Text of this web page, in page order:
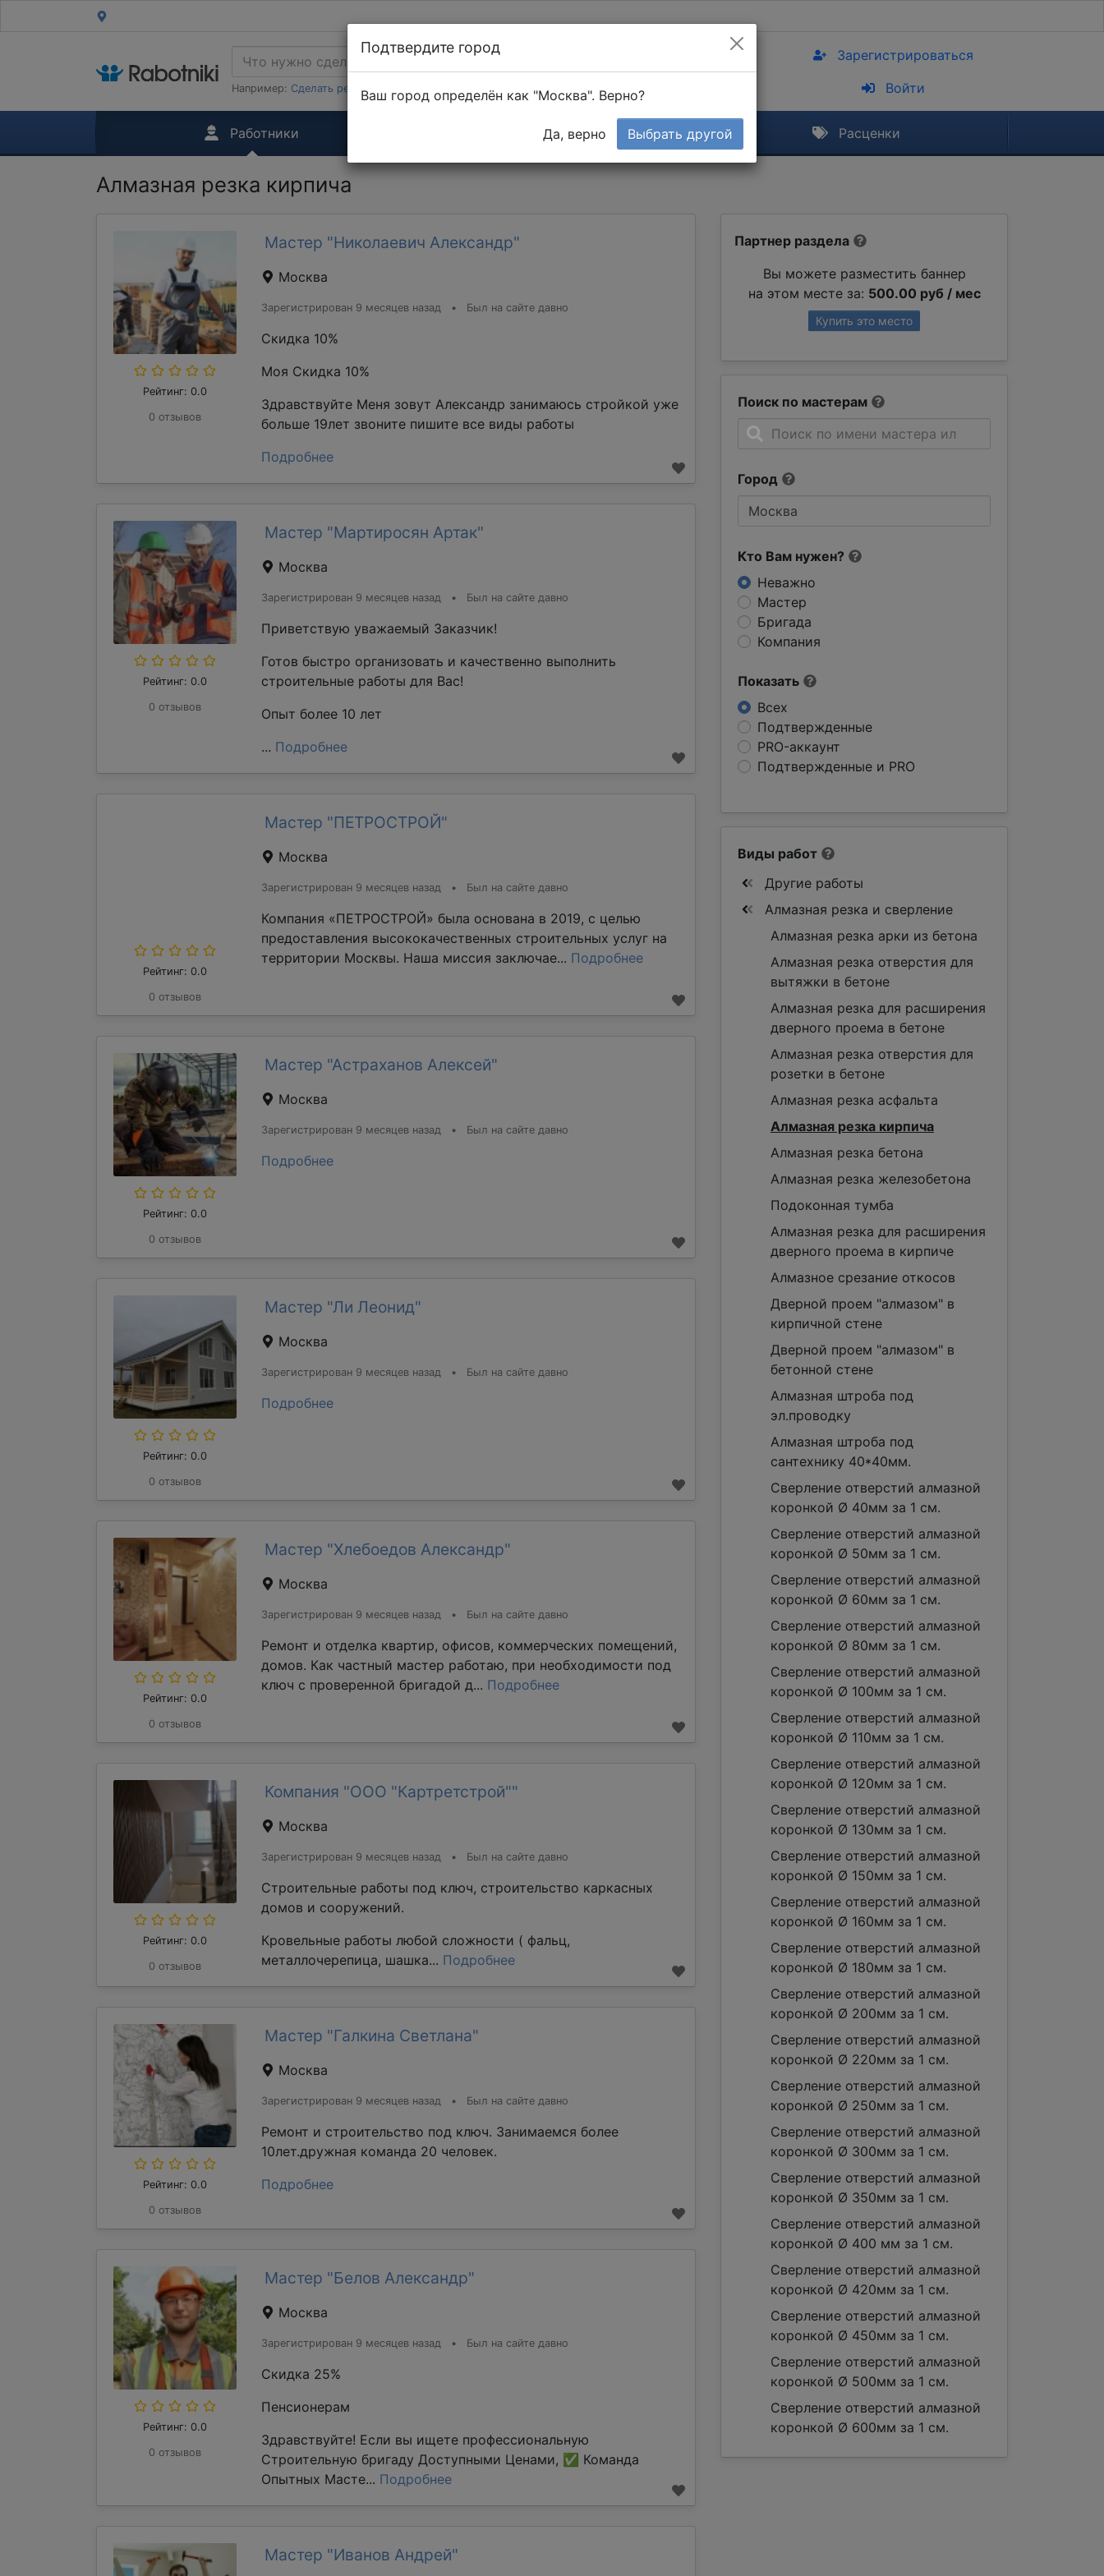
Например: Сделать ремонт в 1-к квартире
Зарегистрироваться
Войти
Работники Тендеры Расценки
Алмазная резка кирпича
Партнер раздела
Вы можете разместить баннер
на этом месте за: 500.00 руб / мес
Купить это место
Поиск по мастерам
Город
Кто Вам нужен?
Неважно
Мастер
Бригада
Компания
Показать
Всех
Подтвержденные
PRO-аккаунт
Подтвержденные и PRO
Рейтинг: 0.0
0 отзывов
Мастер "Николаевич Александр"
Москва
Зарегистрирован 9 месяцев назад • Был на сайте давно
Скидка 10%
Моя Скидка 10%
Здравствуйте Меня зовут Александр занимаюсь стройкой уже
больше 19лет звоните пишите все виды работы
Подробнее
Рейтинг: 0.0
0 отзывов
Мастер "Мартиросян Артак"
Москва
Зарегистрирован 9 месяцев назад • Был на сайте давно
Приветствую уважаемый Заказчик!
Готов быстро организовать и качественно выполнить
строительные работы для Вас!
Опыт более 10 лет
... Подробнее
Рейтинг: 0.0
0 отзывов
Мастер "ПЕТРОСТРОЙ"
Москва
Зарегистрирован 9 месяцев назад • Был на сайте давно
Компания «ПЕТРОСТРОЙ» была основана в 2019, с целью
предоставления высококачественных строительных услуг на
территории Москвы. Наша миссия заключае... Подробнее
Рейтинг: 0.0
0 отзывов
Мастер "Астраханов Алексей"
Москва
Зарегистрирован 9 месяцев назад • Был на сайте давно
Подробнее
Рейтинг: 0.0
0 отзывов
Мастер "Ли Леонид"
Москва
Зарегистрирован 9 месяцев назад • Был на сайте давно
Подробнее
Рейтинг: 0.0
0 отзывов
Мастер "Хлебоедов Александр"
Москва
Зарегистрирован 9 месяцев назад • Был на сайте давно
Ремонт и отделка квартир, офисов, коммерческих помещений,
домов. Как частный мастер работаю, при необходимости под
ключ с проверенной бригадой д... Подробнее
Рейтинг: 0.0
0 отзывов
Компания "ООО "Картретстрой""
Москва
Зарегистрирован 9 месяцев назад • Был на сайте давно
Строительные работы под ключ, строительство каркасных
домов и сооружений.
Кровельные работы любой сложности ( фальц,
металлочерепица, шашка... Подробнее
Рейтинг: 0.0
0 отзывов
Мастер "Галкина Светлана"
Москва
Зарегистрирован 9 месяцев назад • Был на сайте давно
Ремонт и строительство под ключ. Занимаемся более
10лет.дружная команда 20 человек.
Подробнее
Рейтинг: 0.0
0 отзывов
Мастер "Белов Александр"
Москва
Зарегистрирован 9 месяцев назад • Был на сайте давно
Скидка 25%
Пенсионерам
Здравствуйте! Если вы ищете профессиональную
Строительную бригаду Доступными Ценами, ✅ Команда
Опытных Масте... Подробнее
Мастер "Иванов Андрей"
Виды работ
Другие работы
Алмазная резка и сверление
Алмазная резка арки из бетона
Алмазная резка отверстия для
вытяжки в бетоне
Алмазная резка для расширения
дверного проема в бетоне
Алмазная резка отверстия для
розетки в бетоне
Алмазная резка асфальта
Алмазная резка кирпича
Алмазная резка бетона
Алмазная резка железобетона
Подоконная тумба
Алмазная резка для расширения
дверного проема в кирпиче
Алмазное срезание откосов
Дверной проем "алмазом" в
кирпичной стене
Дверной проем "алмазом" в
бетонной стене
Алмазная штроба под
эл.проводку
Алмазная штроба под
сантехнику 40*40мм.
Сверление отверстий алмазной
коронкой Ø 40мм за 1 см.
Сверление отверстий алмазной
коронкой Ø 50мм за 1 см.
Сверление отверстий алмазной
коронкой Ø 60мм за 1 см.
Сверление отверстий алмазной
коронкой Ø 80мм за 1 см.
Сверление отверстий алмазной
коронкой Ø 100мм за 1 см.
Сверление отверстий алмазной
коронкой Ø 110мм за 1 см.
Сверление отверстий алмазной
коронкой Ø 120мм за 1 см.
Сверление отверстий алмазной
коронкой Ø 130мм за 1 см.
Сверление отверстий алмазной
коронкой Ø 150мм за 1 см.
Сверление отверстий алмазной
коронкой Ø 160мм за 1 см.
Сверление отверстий алмазной
коронкой Ø 180мм за 1 см.
Сверление отверстий алмазной
коронкой Ø 200мм за 1 см.
Сверление отверстий алмазной
коронкой Ø 220мм за 1 см.
Сверление отверстий алмазной
коронкой Ø 250мм за 1 см.
Сверление отверстий алмазной
коронкой Ø 300мм за 1 см.
Сверление отверстий алмазной
коронкой Ø 350мм за 1 см.
Сверление отверстий алмазной
коронкой Ø 400 мм за 1 см.
Сверление отверстий алмазной
коронкой Ø 420мм за 1 см.
Сверление отверстий алмазной
коронкой Ø 450мм за 1 см.
Сверление отверстий алмазной
коронкой Ø 500мм за 1 см.
Сверление отверстий алмазной
коронкой Ø 600мм за 1 см.
Подтвердите город
Ваш город определён как "Москва". Верно?
Да, верно Выбрать другой